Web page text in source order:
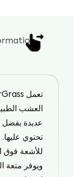
سهولة الصيانة
استخدام في
تعمل
العشب
عديدة بفضل
تحتوي
للأشعة فوق
ويوفر متعة